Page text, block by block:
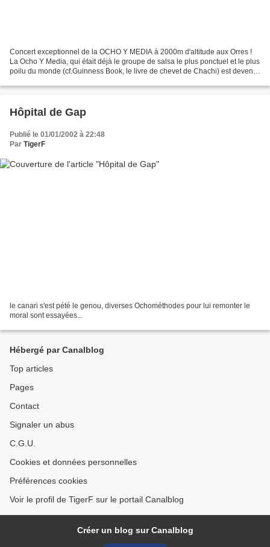
Concert exceptionnel de la OCHO Y MEDIA à 2000m d'altitude aux Orres !
La Ocho Y Media, qui était déjà le groupe de salsa le plus ponctuel et le plus
poilu du monde (cf.Guinness Book, le livre de chevet de Chachi) est devenu
Hôpital de Gap
Publié le 01/01/2002 à 22:48
Par TigerF
le canari s'est pété le genou, diverses Ochométhodes pour lui remonter le
moral sont essayées...
Hébergé par Canalblog
Top articles
Pages
Contact
Signaler un abus
C.G.U.
Cookies et données personnelles
Préférences cookies
Voir le profil de TigerF sur le portail Canalblog
Créer un blog sur Canalblog